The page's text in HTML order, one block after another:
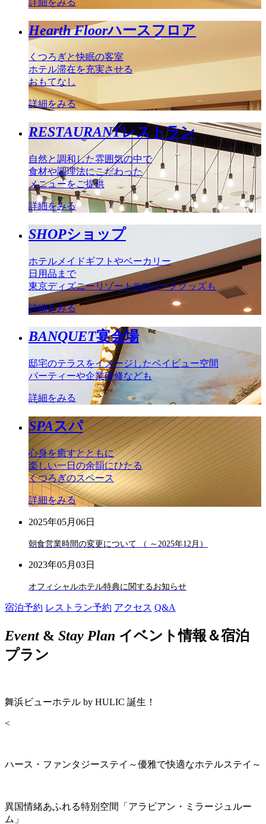
Hearth Floorハースフロア
くつろぎと快眠の客室
ホテル滞在を充実させる
おもてなし
詳細をみる
RESTAURANTレストラン
自然と調和した雰囲気の中で
食材や調理法にこだわった
メニューをご提供
詳細をみる
SHOPショップ
ホテルメイドギフトやベーカリー
日用品まで
東京ディズニーリゾート®のパークグッズも
詳細をみる
BANQUET宴会場
邸宅のテラスをイメージしたベイビュー空間
パーティーや企業研修なども
詳細をみる
SPAスパ
心身を癒すとともに
楽しい一日の余韻にひたる
くつろぎのスペース
詳細をみる
2025年05月06日
朝食営業時間の変更について （ ～2025年12月）
2023年05月03日
オフィシャルホテル特典に関するお知らせ
宿泊予約 レストラン予約 アクセス Q&A
Event& Stay Plan イベント情報＆宿泊
プラン
舞浜ビューホテル by HULIC 誕生！
<
ハース・ファンタジーステイ～優雅で快適なホテルステイ～
異国情緒あふれる特別空間「アラビアン・ミラージュルー
ム」